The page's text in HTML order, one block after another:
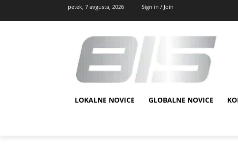
petek, 7 avgusta, 2026 Sign in / Join
LOKALNE NOVICE GLOBALNE NOVICE